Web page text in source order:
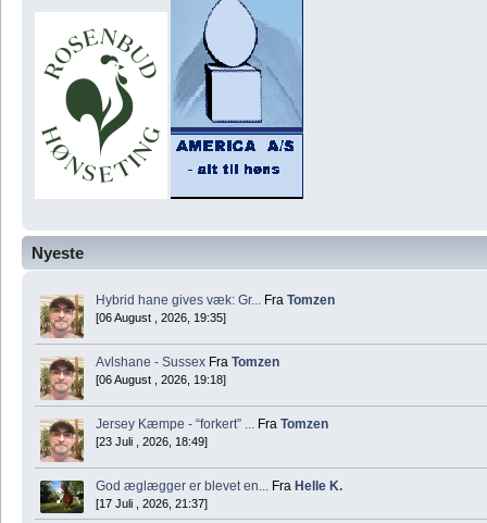
Nyeste
Hybrid hane gives væk: Gr... Fra Tomzen
[06 August , 2026, 19:35]
Avlshane - Sussex Fra Tomzen
[06 August , 2026, 19:18]
Jersey Kæmpe - “forkert” ... Fra Tomzen
[23 Juli , 2026, 18:49]
God æglægger er blevet en... Fra Helle K.
[17 Juli , 2026, 21:37]